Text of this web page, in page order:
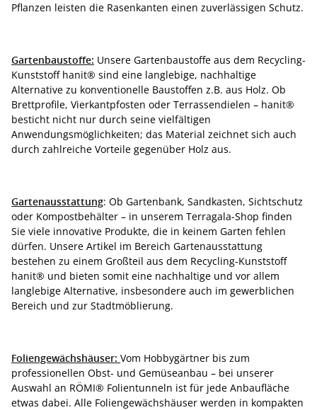
Pflanzen leisten die Rasenkanten einen zuverlässigen Schutz.
Gartenbaustoffe: Unsere Gartenbaustoffe aus dem Recycling-
Kunststoff hanit® sind eine langlebige, nachhaltige
Alternative zu konventionelle Baustoffen z.B. aus Holz. Ob
Brettprofile, Vierkantpfosten oder Terrassendielen – hanit®
besticht nicht nur durch seine vielfältigen
Anwendungsmöglichkeiten; das Material zeichnet sich auch
durch zahlreiche Vorteile gegenüber Holz aus.
Gartenausstattung: Ob Gartenbank, Sandkasten, Sichtschutz
oder Kompostbehälter – in unserem Terragala-Shop finden
Sie viele innovative Produkte, die in keinem Garten fehlen
dürfen. Unsere Artikel im Bereich Gartenausstattung
bestehen zu einem Großteil aus dem Recycling-Kunststoff
hanit® und bieten somit eine nachhaltige und vor allem
langlebige Alternative, insbesondere auch im gewerblichen
Bereich und zur Stadtmöblierung.
Foliengewächshäuser: Vom Hobbygärtner bis zum
professionellen Obst- und Gemüseanbau – bei unserer
Auswahl an RÖMI® Folientunneln ist für jede Anbaufläche
etwas dabei. Alle Foliengewächshäuser werden in kompakten